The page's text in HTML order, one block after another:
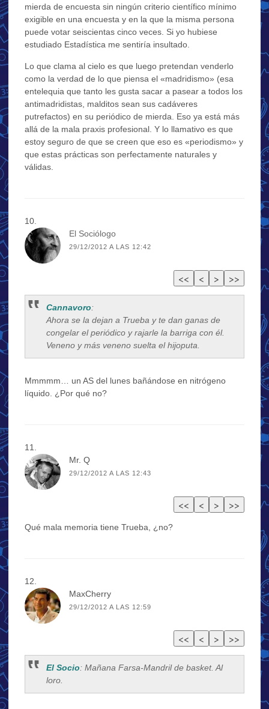
mierda de encuesta sin ningún criterio científico mínimo
exigible en una encuesta y en la que la misma persona
puede votar seiscientas cinco veces. Si yo hubiese
estudiado Estadística me sentiría insultado.
Lo que clama al cielo es que luego pretendan venderlo
como la verdad de lo que piensa el «madridismo» (esa
entelequia que tanto les gusta sacar a pasear a todos los
antimadridistas, malditos sean sus cadáveres
putrefactos) en su periódico de mierda. Eso ya está más
allá de la mala praxis profesional. Y lo llamativo es que
estoy seguro de que se creen que eso es «periodismo» y
que estas prácticas son perfectamente naturales y
válidas.
El Sociólogo
29/12/2012 A LAS 12:42
Cannavoro:
Ahora se la dejan a Trueba y te dan ganas de
congelar el periódico y rajarle la barriga con él.
Veneno y más veneno suelta el hijoputa.
Mmmmm… un AS del lunes bañándose en nitrógeno
líquido. ¿Por qué no?
Mr. Q
29/12/2012 A LAS 12:43
Qué mala memoria tiene Trueba, ¿no?
MaxCherry
29/12/2012 A LAS 12:59
El Socio: Mañana Farsa-Mandril de basket. Al
loro.